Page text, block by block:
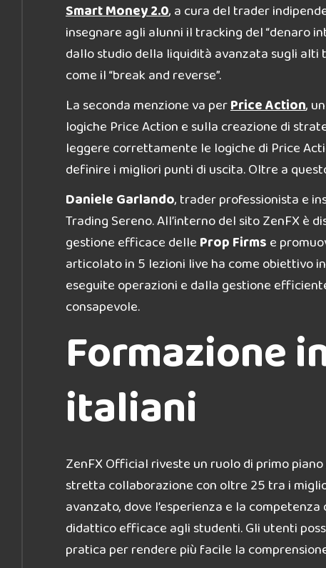
Smart Money 2.0, a cura del trader
insegnare agli alunni il tracking del “denaro
dallo studio della liquidità avanzata sugli
come il “break and reverse”.
La seconda menzione va perPrice Action,
logiche Price Action e sulla creazione di
leggere correttamente le logiche di Price
definire i migliori punti di uscita. Oltre a
Daniele Garlando, trader professionista e
Trading Sereno. All’interno del sito ZenFX è
gestione efficace delle Prop Firms e
articolato in 5 lezioni live ha come obiettivo
eseguite operazioni e dalla gestione
consapevole.
Formazione
italiani
ZenFX Official riveste un ruolo di primo
stretta collaborazione con oltre 25 tra i
avanzato, dove l’esperienza e la
didattico efficace agli studenti. Gli utenti
pratica per rendere più facile la